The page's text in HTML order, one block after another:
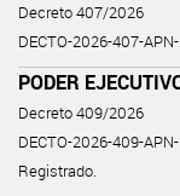
Decreto 407/2026
DECTO-2026-407-
PODER
Decreto 409/2026
DECTO-2026-409-
Registrado.